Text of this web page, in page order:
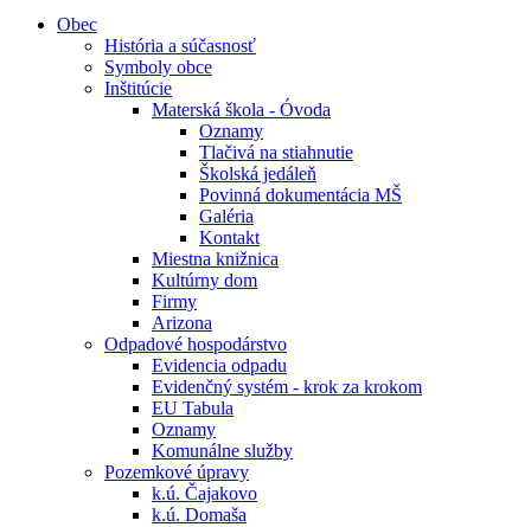
Obec
História a súčasnosť
Symboly obce
Inštitúcie
Materská škola - Óvoda
Oznamy
Tlačivá na stiahnutie
Školská jedáleň
Povinná dokumentácia MŠ
Galéria
Kontakt
Miestna knižnica
Kultúrny dom
Firmy
Arizona
Odpadové hospodárstvo
Evidencia odpadu
Evidenčný systém - krok za krokom
EU Tabula
Oznamy
Komunálne služby
Pozemkové úpravy
k.ú. Čajakovo
k.ú. Domaša